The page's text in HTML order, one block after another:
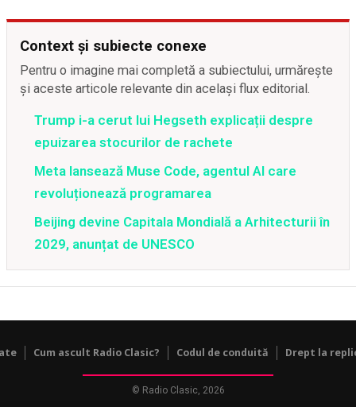
Context și subiecte conexe
Pentru o imagine mai completă a subiectului, urmărește
și aceste articole relevante din același flux editorial.
Trump i-a cerut lui Hegseth explicații despre
epuizarea stocurilor de rachete
Meta lansează Muse Code, agentul AI care
revoluționează programarea
Beijing devine Capitala Mondială a Arhitecturii în
2029, anunțat de UNESCO
Cum ascult Radio Clasic? Codul de conduită Drept la
© Radio Clasic, 2026